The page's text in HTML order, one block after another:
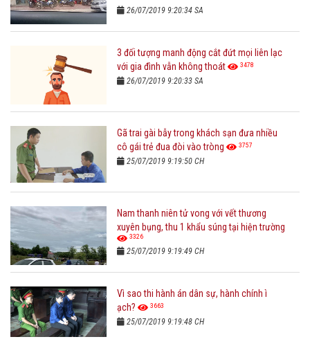
26/07/2019 9:20:34 SA
3 đối tượng manh động cắt đứt mọi liên lạc
với gia đình vẫn không thoát
3478
26/07/2019 9:20:33 SA
Gã trai gài bẫy trong khách sạn đưa nhiều
cô gái trẻ đua đòi vào tròng
3757
25/07/2019 9:19:50 CH
Nam thanh niên tử vong với vết thương
xuyên bụng, thu 1 khẩu súng tại hiện trường
3326
25/07/2019 9:19:49 CH
Vì sao thi hành án dân sự, hành chính ì
ạch?
3663
25/07/2019 9:19:48 CH